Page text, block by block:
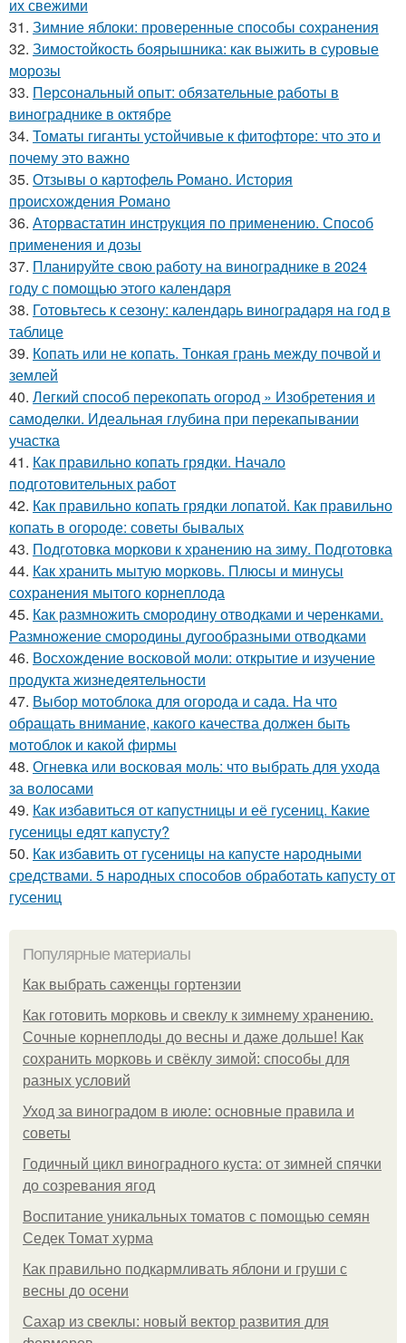
их свежими
31. Зимние яблоки: проверенные способы сохранения
32. Зимостойкость боярышника: как выжить в суровые
морозы
33. Персональный опыт: обязательные работы в
винограднике в октябре
34. Томаты гиганты устойчивые к фитофторе: что это и
почему это важно
35. Отзывы о картофель Романо. История
происхождения Романо
36. Аторвастатин инструкция по применению. Способ
применения и дозы
37. Планируйте свою работу на винограднике в 2024
году с помощью этого календаря
38. Готовьтесь к сезону: календарь виноградаря на год в
таблице
39. Копать или не копать. Тонкая грань между почвой и
землей
40. Легкий способ перекопать огород » Изобретения и
самоделки. Идеальная глубина при перекапывании
участка
41. Как правильно копать грядки. Начало
подготовительных работ
42. Как правильно копать грядки лопатой. Как правильно
копать в огороде: советы бывалых
43. Подготовка моркови к хранению на зиму. Подготовка
44. Как хранить мытую морковь. Плюсы и минусы
сохранения мытого корнеплода
45. Как размножить смородину отводками и черенками.
Размножение смородины дугообразными отводками
46. Восхождение восковой моли: открытие и изучение
продукта жизнедеятельности
47. Выбор мотоблока для огорода и сада. На что
обращать внимание, какого качества должен быть
мотоблок и какой фирмы
48. Огневка или восковая моль: что выбрать для ухода
за волосами
49. Как избавиться от капустницы и её гусениц. Какие
гусеницы едят капусту?
50. Как избавить от гусеницы на капусте народными
средствами. 5 народных способов обработать капусту от
гусениц
Популярные материалы
Как выбрать саженцы гортензии
Как готовить морковь и свеклу к зимнему хранению.
Сочные корнеплоды до весны и даже дольше! Как
сохранить морковь и свёклу зимой: способы для
разных условий
Уход за виноградом в июле: основные правила и
советы
Годичный цикл виноградного куста: от зимней спячки
до созревания ягод
Воспитание уникальных томатов с помощью семян
Седек Томат хурма
Как правильно подкармливать яблони и груши с
весны до осени
Сахар из свеклы: новый вектор развития для